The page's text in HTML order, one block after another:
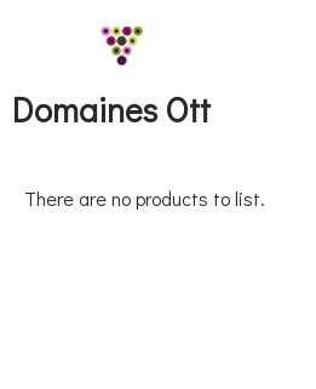
Domaines Ott
There are no products to list.